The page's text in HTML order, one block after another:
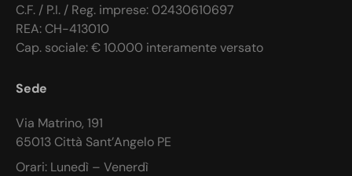
C.F. / P.I. / Reg. imprese: 02430610697
REA: CH-413010
Cap. sociale: € 10.000 interamente versato
Sede
Via Matrino, 191
65013 Città Sant’Angelo PE
Orari: Lunedì – Venerdì